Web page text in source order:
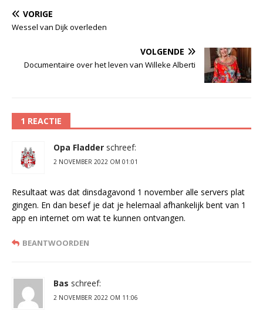
VORIGE
Wessel van Dijk overleden
VOLGENDE
Documentaire over het leven van Willeke Alberti
1 REACTIE
Opa Fladder schreef:
2 NOVEMBER 2022 OM 01:01
Resultaat was dat dinsdagavond 1 november alle servers plat
gingen. En dan besef je dat je helemaal afhankelijk bent van 1
app en internet om wat te kunnen ontvangen.
BEANTWOORDEN
Bas schreef:
2 NOVEMBER 2022 OM 11:06